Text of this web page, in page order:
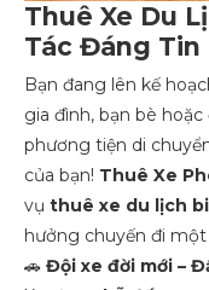
Thuê Xe Du
Tác Đáng Tin
Bạn đang lên kế
gia đình, bạn bè
phương tiện di
của bạn! Thuê Xe
vụ thuê xe du lịch
hưởng chuyến đi
🚗 Đội xe đời mới –